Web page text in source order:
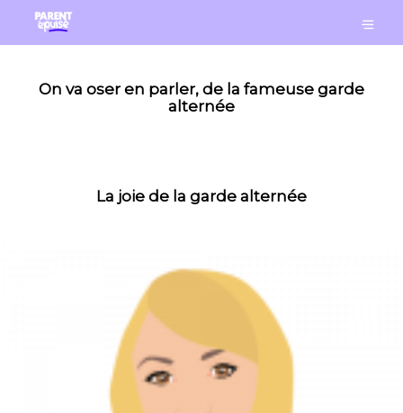
On va oser en parler, de la fameuse garde
alternée
La joie de la garde alternée